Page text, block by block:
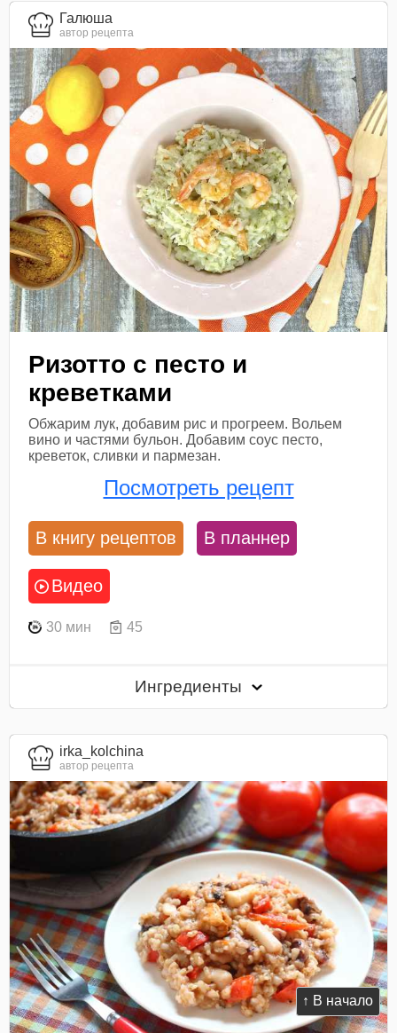
↑ В начало
Галюша
автор рецепта
Ризотто с песто и
креветками
Обжарим лук, добавим рис и прогреем. Вольем
вино и частями бульон. Добавим соус песто,
креветок, сливки и пармезан.
Посмотреть рецепт
В книгу рецептов В планнер
Видео
30 мин 45
Ингредиенты
irka_kolchina
автор рецепта